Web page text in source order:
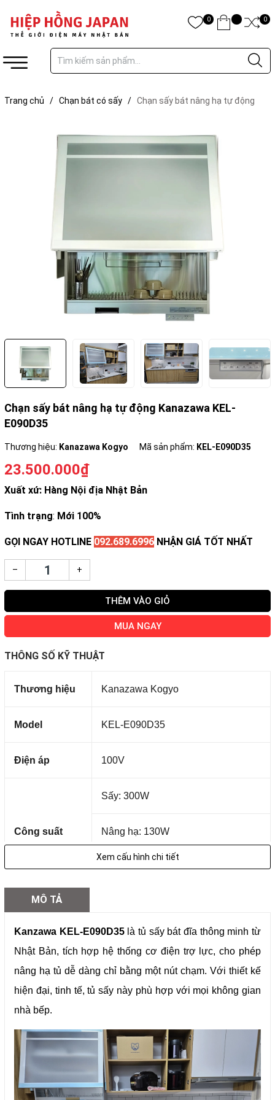
0 0
Trang chủ / Chạn bát có sấy / Chạn sấy bát nâng hạ tự động
Chạn sấy bát nâng hạ tự động Kanazawa KEL-
E090D35
Thương hiệu: Kanazawa Kogyo Mã sản phẩm: KEL-E090D35
23.500.000₫
Xuất xứ: Hàng Nội địa Nhật Bản
Tình trạng: Mới 100%
GỌI NGAY HOTLINE 092.689.6996 NHẬN GIÁ TỐT NHẤT
– +
THÊM VÀO GIỎ
MUA NGAY
THÔNG SỐ KỸ THUẬT
Thương hiệu Kanazawa Kogyo
Model KEL-E090D35
Điện áp 100V
Công suất
Sấy: 300W
Nâng hạ: 130W
Đèn LED: 10W
Tiêu chuẩn
lưu trữ
10 đĩa nhỏ
6 tách trà
6 bát súp
8 tách trà
Khối lượng
lưu trữ
25 kg
Xem cấu hình chi tiết
MÔ TẢ
Kanzawa KEL-E090D35là tủ sấy bát đĩa thông minh từ
Nhật Bản, tích hợp hệ thống cơ điện trợ lực, cho phép
nâng hạ tủ dễ dàng chỉ bằng một nút chạm. Với thiết kế
hiện đại, tinh tế, tủ sấy này phù hợp với mọi không gian
nhà bếp.